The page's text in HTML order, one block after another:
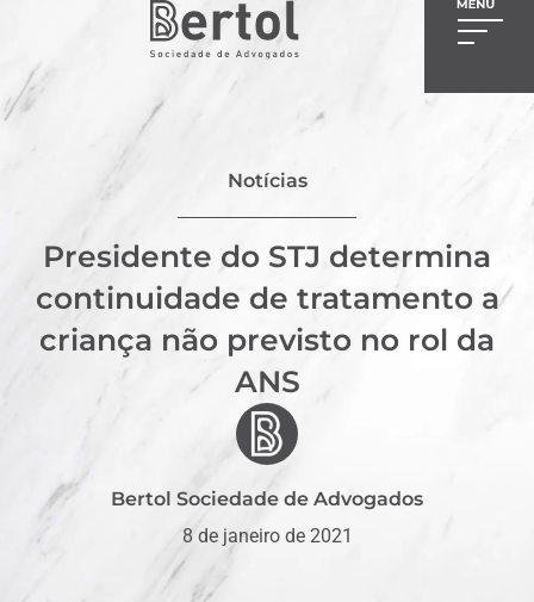
Notícias
Presidente do STJ determina
continuidade de tratamento a
criança não previsto no rol da
ANS
Bertol Sociedade de Advogados
8 de janeiro de 2021